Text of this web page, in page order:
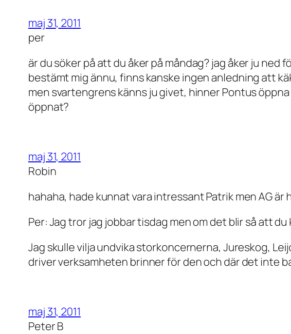
maj 31, 2011
per
är du söker på att du åker på måndag? jag åker ju
bestämt mig ännu, finns kanske ingen anledning att
men svartengrens känns ju givet, hinner Pontus
öppnat?
maj 31, 2011
Robin
hahaha, hade kunnat vara intressant Patrik men AG
Per: Jag tror jag jobbar tisdag men om det blir så att
Jag skulle vilja undvika storkoncernerna, Jureskog,
driver verksamheten brinner för den och där det inte
maj 31, 2011
Peter B